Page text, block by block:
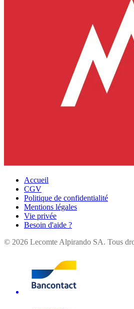
Accueil
CGV
Politique de confidentialité
Mentions légales
Vie privée
Besoin d'aide ?
© 2026 Lecomte Alpirando SA. Tous